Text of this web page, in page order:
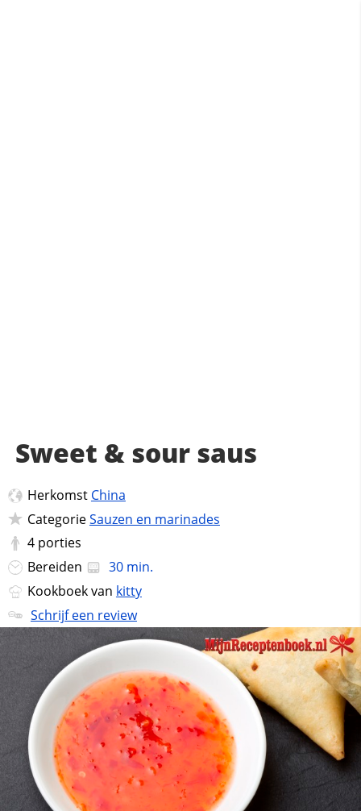
Sweet & sour saus
Herkomst China
CategorieSauzen en marinades
4 porties
Bereiden
30 min.
Kookboek van kitty
Schrijf een review